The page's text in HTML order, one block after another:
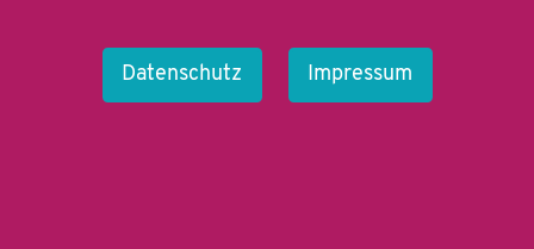
Datenschutz Impressum